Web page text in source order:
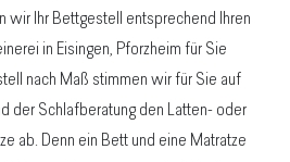
wir Ihr Bettgestell entsprechend Ihren
in Eisingen, Pforzheim für Sie
nach Maß stimmen wir für Sie auf
der Schlafberatung den Latten- oder
ab. Denn ein Bett und eine Matratze